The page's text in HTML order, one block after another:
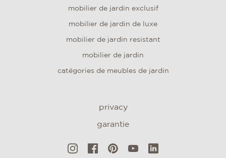
mobilier de jardin exclusif
mobilier de jardin de luxe
mobilier de jardin resistant
mobilier de jardin
catégories de meubles de jardin
privacy
garantie